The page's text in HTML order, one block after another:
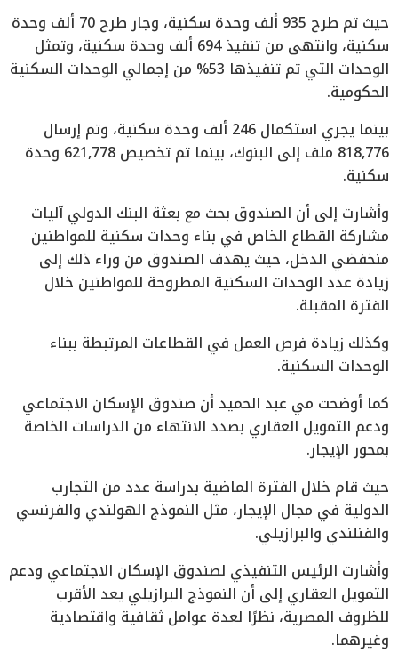
حيث تم طرح 935 ألف وحدة سكنية، وجار طرح 70 ألف وحدة
سكنية، وانتهى من تنفيذ 694 ألف وحدة سكنية، وتمثل
الوحدات التي تم تنفيذها 53% من إجمالي الوحدات السكنية
الحكومية.
بينما يجري استكمال 246 ألف وحدة سكنية، وتم إرسال
818,776 ملف إلى البنوك، بينما تم تخصيص 621,778 وحدة
سكنية.
وأشارت إلى أن الصندوق بحث مع بعثة البنك الدولي آليات
مشاركة القطاع الخاص في بناء وحدات سكنية للمواطنين
منخفضي الدخل، حيث يهدف الصندوق من وراء ذلك إلى
زيادة عدد الوحدات السكنية المطروحة للمواطنين خلال
الفترة المقبلة.
وكذلك زيادة فرص العمل في القطاعات المرتبطة ببناء
الوحدات السكنية.
كما أوضحت مي عبد الحميد أن صندوق الإسكان الاجتماعي
ودعم التمويل العقاري بصدد الانتهاء من الدراسات الخاصة
بمحور الإيجار.
حيث قام خلال الفترة الماضية بدراسة عدد من التجارب
الدولية في مجال الإيجار، مثل النموذج الهولندي والفرنسي
والفنلندي والبرازيلي.
وأشارت الرئيس التنفيذي لصندوق الإسكان الاجتماعي ودعم
التمويل العقاري إلى أن النموذج البرازيلي يعد الأقرب
للظروف المصرية، نظرًا لعدة عوامل ثقافية واقتصادية
وغيرهما.